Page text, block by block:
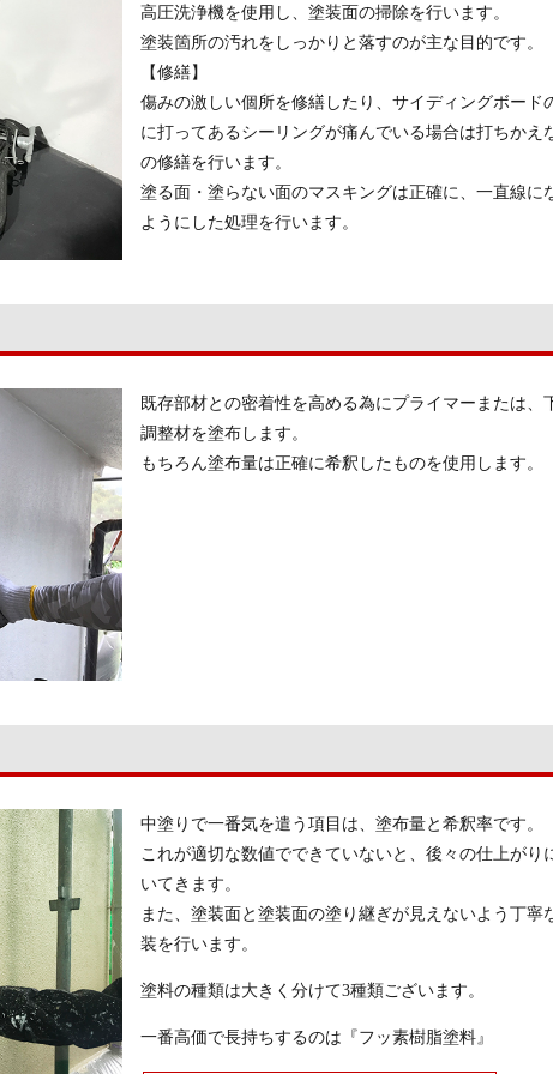
高圧洗浄機を使用し、塗装面の掃除を行います。
塗装箇所の汚れをしっかりと落すのが主な目的です。
【修繕】
傷みの激しい個所を修繕したり、サイディングボード
に打ってあるシーリングが痛んでいる場合は打ちかえ
の修繕を行います。
塗る面・塗らない面のマスキングは正確に、一直線に
ようにした処理を行います。
既存部材との密着性を高める為にプライマーまたは、
調整材を塗布します。
もちろん塗布量は正確に希釈したものを使用します。
中塗りで一番気を遣う項目は、塗布量と希釈率です。
これが適切な数値でできていないと、後々の仕上がり
いてきます。
また、塗装面と塗装面の塗り継ぎが見えないよう丁寧
装を行います。
塗料の種類は大きく分けて3種類ございます。
一番高価で長持ちするのは『フッ素樹脂塗料』